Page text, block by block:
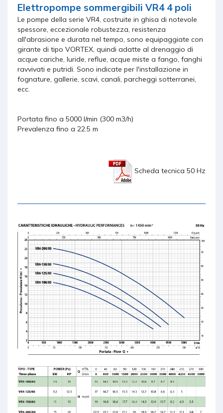
Elettropompe sommergibili VR4 4 poli
Le pompe della serie VR4, costruite in ghisa di notevole
spessore, eccezionale robustezza, resistenza
all'abrasione e durata nel tempo, sono equipaggiate con
girante di tipo VORTEX, quindi adatte al drenaggio di
acque cariche, luride, reflue, acque miste a fango, fanghi
ravvivati e putridi. Sono indicate per l'installazione in
fognature, gallerie, scavi, canali, parcheggi sotterranei,
ecc.
Portata fino a 5000 l/min (300 m3/h)
Prevalenza fino a 22.5 m
Scheda tecnica 50 Hz